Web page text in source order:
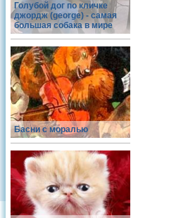
Голубой дог по кличке
джордж (george) - самая
большая собака в мире
Басни с моралью